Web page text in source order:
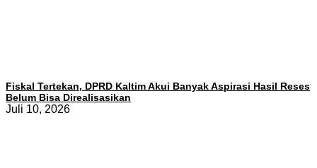
Fiskal Tertekan, DPRD Kaltim Akui Banyak Aspirasi Hasil Reses
Belum Bisa Direalisasikan
Juli 10, 2026